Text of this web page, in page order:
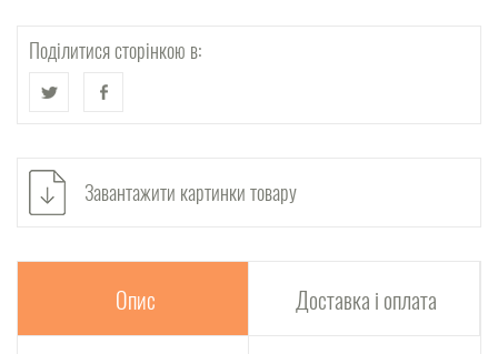
Поділитися сторінкою в:
Завантажити картинки товару
Опис Доставка і оплата